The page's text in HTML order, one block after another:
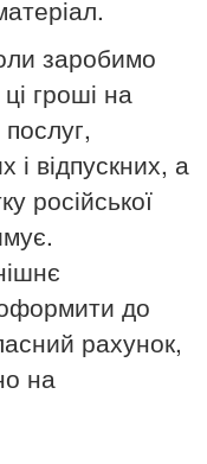
заробимо
гроші на
і відпускних, а
російської
до
рахунок,
на